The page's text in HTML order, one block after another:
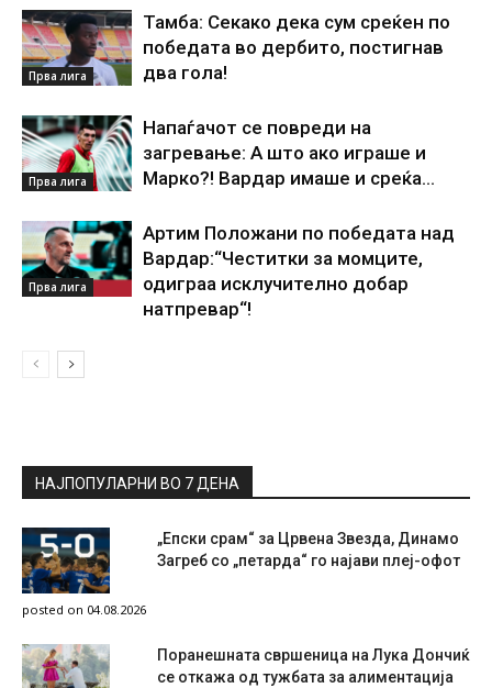
Прва лига
Тамба: Секако дека сум среќен по
победата во дербито, постигнав
два гола!
Прва лига
Напаѓачот се повреди на
загревање: А што ако играше и
Марко?! Вардар имаше и среќа…
Прва лига
Артим Положани по победата над
Вардар:“Честитки за момците,
одиграа исклучително добар
натпревар“!
НАЈПОПУЛАРНИ ВО 7 ДЕНА
„Епски срам“ за Црвена Звезда, Динамо
Загреб со „петарда“ го најави плеј-офот
posted on 04.08.2026
Поранешната свршеница на Лука Дончиќ
се откажа од тужбата за алиментација